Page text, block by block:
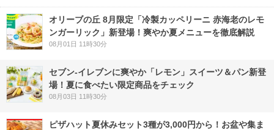
オリーブの丘 8月限定「冷製カッペリーニ 赤海老のレモ
ンガーリック」新登場！爽やか夏メニューを徹底解説
08月01日 11時30分
セブン‐イレブンに爽やか「レモン」スイーツ＆パン新登
場！夏に食べたい限定商品をチェック
08月03日 11時30分
ピザハット夏休みセット3種が3,000円から！お盆や集ま